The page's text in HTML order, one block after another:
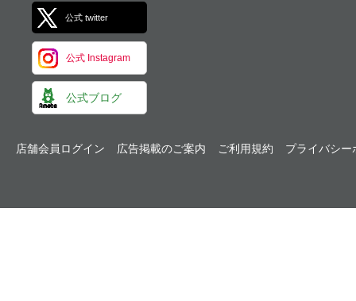
公式 twitter
公式 Instagram
公式ブログ
店舗会員ログイン 広告掲載のご案内 ご利用規約 プライバシー